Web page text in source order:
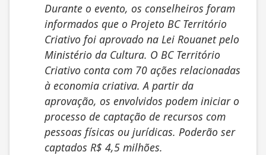
Durante o evento, os conselheiros foram
informados que o Projeto BC Território
Criativo foi aprovado na Lei Rouanet pelo
Ministério da Cultura. O BC Território
Criativo conta com 70 ações relacionadas
à economia criativa. A partir da
aprovação, os envolvidos podem iniciar o
processo de captação de recursos com
pessoas físicas ou jurídicas. Poderão ser
captados R$ 4,5 milhões.